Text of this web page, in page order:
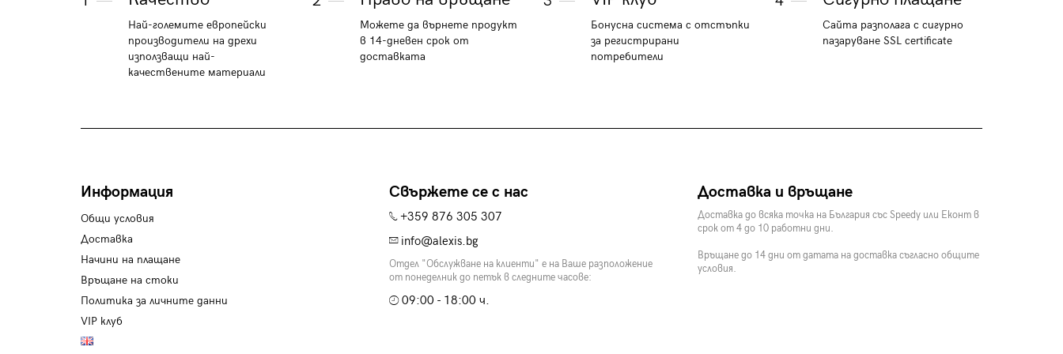
Най-големите европейски
производители на дрехи
използващи най-
качествените материали
Можете да върнете продукт
в 14-дневен срок от
доставката
Бонусна система с отстъпки
за регистрирани
потребители
Сайта разполага с сигурно
пазаруване SSL certificate
Информация
Общи условия
Доставка
Начини на плащане
Връщане на стоки
Политика за личните данни
VIP клуб
Свържете се с нас
+359 876 305 307
info@alexis.bg
Отдел "Обслужване на клиенти" е на Ваше разположение
от понеделник до петък в следните часове:
09:00 - 18:00 ч.
Доставка и връщане
Доставка до всяка точка на България със Speedy или Еконт в
срок от 4 до 10 работни дни.
Връщане до 14 дни от датата на доставка съгласно общите
условия.